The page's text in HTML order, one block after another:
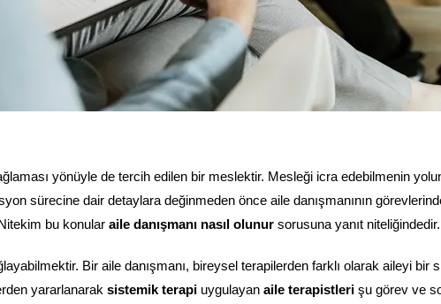
yönüyle de tercih edilen bir meslektir. Mesleği icra edebilmenin
sürecine dair detaylara değinmeden önce aile danışmanının
bu konular aile danışmanı nasıl olunur sorusuna yanıt niteliğindedir.
Bir aile danışmanı, bireysel terapilerden farklı olarak aileyi bir
yararlanarak sistemik terapi uygulayan aile terapistleri şu görev ve